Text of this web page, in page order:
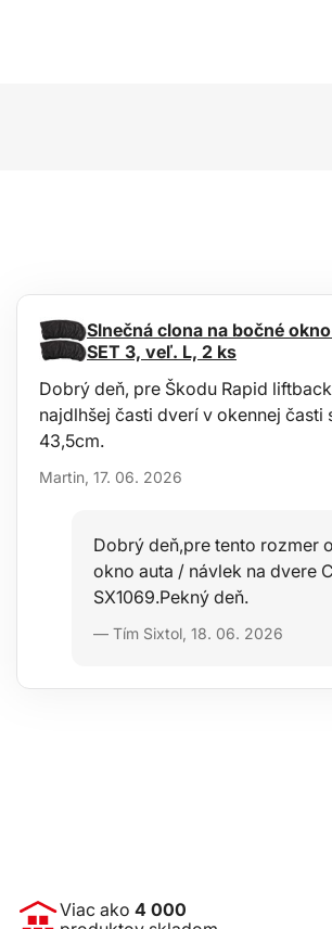
Slnečná clona na bočné
SET 3, veľ. L, 2 ks
Dobrý deň, pre Škodu Rapid
najdlhšej časti dverí v okennej
43,5cm.
Martin, 17. 06. 2026
Dobrý deň,pre tento rozmer
okno auta / návlek na dvere
SX1069.Pekný deň.
— Tím Sixtol, 18. 06. 2026
Viac ako 4 000